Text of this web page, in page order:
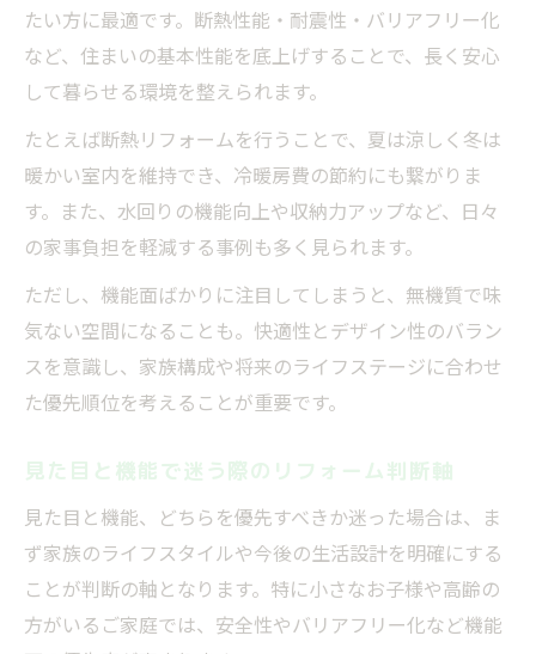
リフォームで後悔しないデザイン選びの秘
訣
見た目重視リフォームのよくある失敗例
デザイン性と機能性を両立するリフォーム
術
評判の良いリフォーム会社の活用ポイント
リフォームメーカー比較で満足度アップ
失敗しないリフォーム選びを実現する心得
リフォーム選びで失敗しない心構えとは
信頼できるリフォーム会社の見極め方
リフォーム相談を有効活用するコツ
フルリフォームで固定資産税の確認を忘れ
リフォーム会社ランキングの参考ポイント
たい方に最適です。断熱性能・耐震性・バリアフリー化
など、住まいの基本性能を底上げすることで、長く安心
して暮らせる環境を整えられます。
たとえば断熱リフォームを行うことで、夏は涼しく冬は
暖かい室内を維持でき、冷暖房費の節約にも繋がりま
す。また、水回りの機能向上や収納力アップなど、日々
の家事負担を軽減する事例も多く見られます。
ただし、機能面ばかりに注目してしまうと、無機質で味
気ない空間になることも。快適性とデザイン性のバラン
スを意識し、家族構成や将来のライフステージに合わせ
た優先順位を考えることが重要です。
見た目と機能で迷う際のリフォーム判断軸
見た目と機能、どちらを優先すべきか迷った場合は、ま
ず家族のライフスタイルや今後の生活設計を明確にする
ことが判断の軸となります。特に小さなお子様や高齢の
方がいるご家庭では、安全性やバリアフリー化など機能